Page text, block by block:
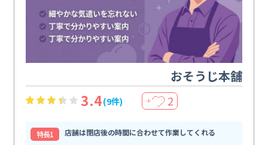
おそうじ本舗
3.4(9件) ＋ 2
特⻑1
店舗は閉店後の時間に合わせて作業してくれる